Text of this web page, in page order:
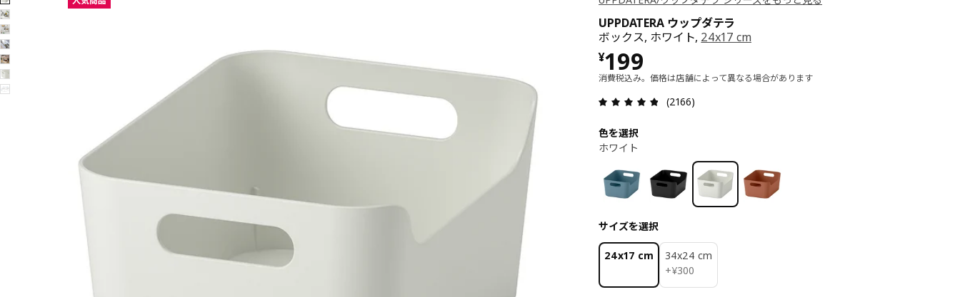
スキップ
Image zoomed out, normal view
UPPDATERA ウップダテラ
ボックス, ホワイト, 24x17 cm
¥199
価格 ¥ 199
消費税込み。価格は店舗によって異なる場合があります
(2166)
色を選択
ホワイト
サイズを選択
24x17 cm
34x24 cm
+¥300
¥ 300